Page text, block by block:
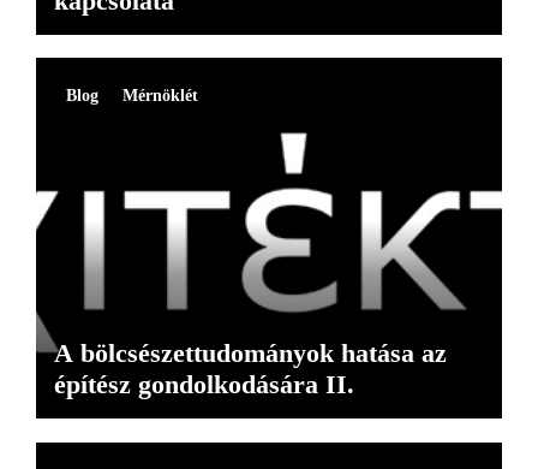
Blog Mérnöklét
A bölcsészettudományok hatása az
építész gondolkodására II.